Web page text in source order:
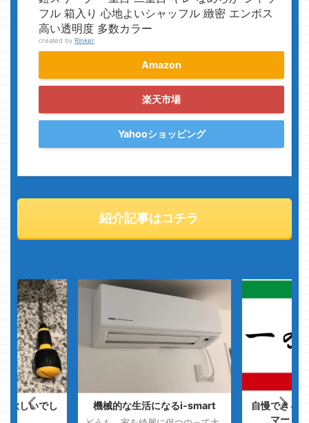
フル 箱入り 心地よいシャッフル 緻密 エンボス
高い透明度 多数カラー
created by Rinker
Amazon
楽天市場
Yahooショッピング
紹介記事はコチラ
欲しいでし 機械的な生活になるi-smart
自慢できる
マート